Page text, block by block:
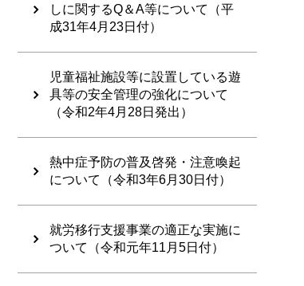
しに関するQ＆A等について（平
成31年4月23日付）
児童福祉施設等に設置している遊
具等の安全管理の強化について
（令和2年4月28日発出）
熱中症予防の普及啓発・注意喚起
について（令和3年6月30日付）
就労移行支援事業の適正な実施に
ついて（令和元年11月5日付）